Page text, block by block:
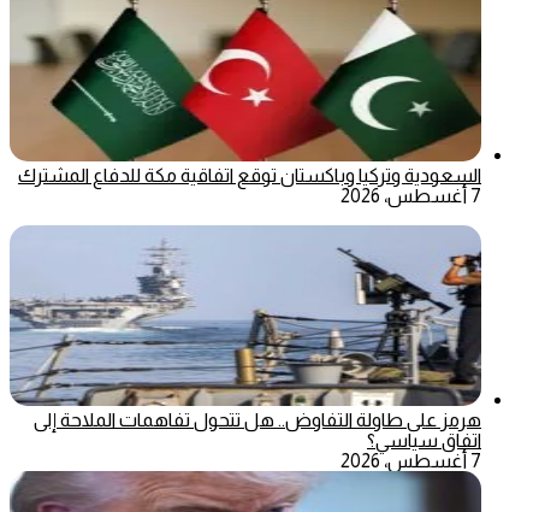
السعودية وتركيا وباكستان توقع اتفاقية مكة للدفاع المشترك
7 أغسطس، 2026
هرمز على طاولة التفاوض.. هل تتحول تفاهمات الملاحة إلى
اتفاق سياسي؟
7 أغسطس، 2026